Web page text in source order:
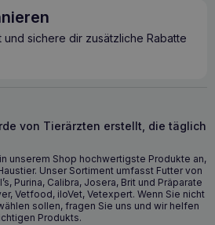
sichere dir zusätzliche Rabatte
von Tierärzten erstellt, die täglich
unserem Shop hochwertigste Produkte an,
Unser Sortiment umfasst Futter von
Purina, Calibra, Josera, Brit und Präparate
Vetfood, iloVet, Vetexpert. Wenn Sie nicht
sollen, fragen Sie uns und wir helfen
Produkts.